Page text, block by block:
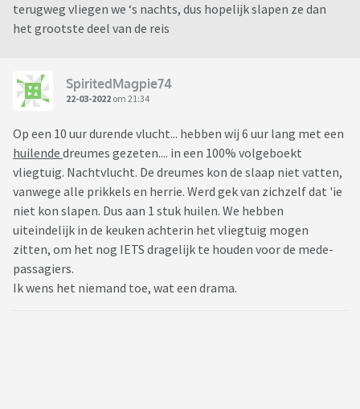
terugweg vliegen we ‘s nachts, dus hopelijk slapen ze dan
het grootste deel van de reis
SpiritedMagpie74
22-03-2022 om 21:34
Op een 10 uur durende vlucht... hebben wij 6 uur lang met een
huilende dreumes gezeten.... in een 100% volgeboekt
vliegtuig. Nachtvlucht. De dreumes kon de slaap niet vatten,
vanwege alle prikkels en herrie. Werd gek van zichzelf dat 'ie
niet kon slapen. Dus aan 1 stuk huilen. We hebben
uiteindelijk in de keuken achterin het vliegtuig mogen
zitten, om het nog IETS dragelijk te houden voor de mede-
passagiers.
Ik wens het niemand toe, wat een drama.